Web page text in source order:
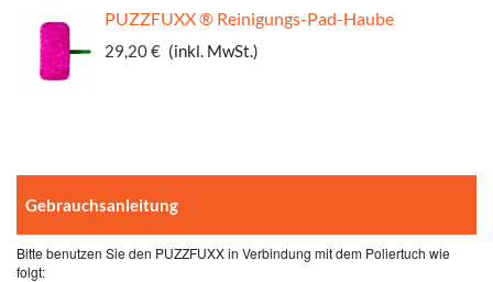
PUZZFUXX ® Reinigungs-Pad-Haube
29,20 € (inkl. MwSt.)
Gebrauchsanleitung
Bitte benutzen Sie den PUZZFUXX in Verbindung mit dem Poliertuch wie
folgt: